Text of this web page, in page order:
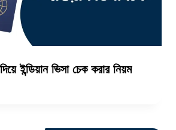
ইন্ডিয়ান ভিসা চেক করার নিয়ম